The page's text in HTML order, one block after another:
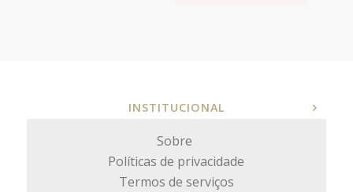
INSTITUCIONAL
Sobre
Políticas de privacidade
Termos de serviços